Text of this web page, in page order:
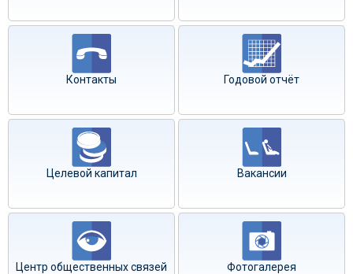
Контакты Годовой отчёт
Целевой капитал Вакансии
Центр общественных связей Фотогалерея